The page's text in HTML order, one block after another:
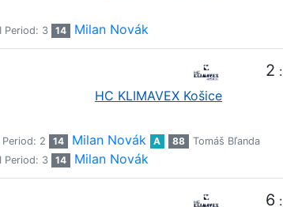
I Period: 3 14 Milan Novák
HC KLIMAVEX Košice
2 :
Period: 2 14 Milan Novák A 88
Tomáš Bľanda
I Period: 3 14 Milan Novák
6 :